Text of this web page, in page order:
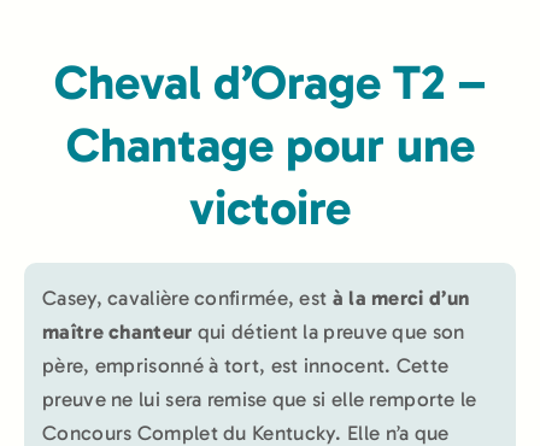
Cheval d’Orage T2 –
Chantage pour une
victoire
Casey, cavalière confirmée, est à la merci d’un
maître chanteur qui détient la preuve que son
père, emprisonné à tort, est innocent. Cette
preuve ne lui sera remise que si elle remporte le
Concours Complet du Kentucky. Elle n’a que